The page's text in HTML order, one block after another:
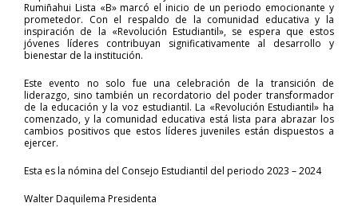
Rumiñahui Lista «B» marcó el inicio de un periodo emocionante y
prometedor. Con el respaldo de la comunidad educativa y la
inspiración de la «Revolución Estudiantil», se espera que estos
jóvenes líderes contribuyan significativamente al desarrollo y
bienestar de la institución.
Este evento no solo fue una celebración de la transición de
liderazgo, sino también un recordatorio del poder transformador
de la educación y la voz estudiantil. La «Revolución Estudiantil» ha
comenzado, y la comunidad educativa está lista para abrazar los
cambios positivos que estos líderes juveniles están dispuestos a
ejercer.
Esta es la nómina del Consejo Estudiantil del periodo 2023 – 2024
Walter Daquilema Presidenta